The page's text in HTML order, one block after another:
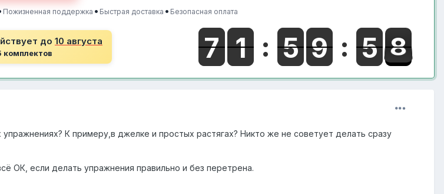
Пожизненная поддержка • Быстрая доставка • Безопасная оплата
до 10 августа
комплектов
К примеру,в джелке и простых растягах? Никто же не советует делать сразу
ОК, если делать упражнения правильно и без перетрена.